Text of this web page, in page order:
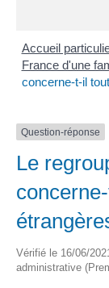
Accueil
France d'une
concerne-t-il
Question-réponse
Le
Vérifié le 16/06/
administrative